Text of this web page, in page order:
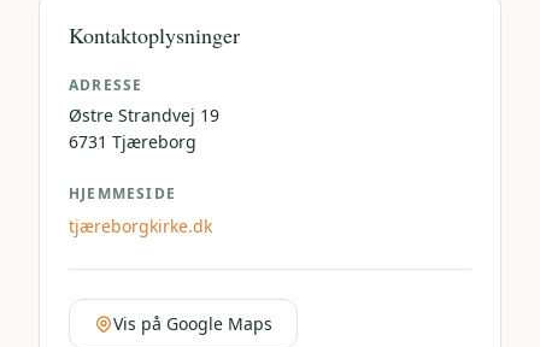
Kontaktoplysninger
ADRESSE
Østre Strandvej 19
6731 Tjæreborg
HJEMMESIDE
tjæreborgkirke.dk
Vis på Google Maps